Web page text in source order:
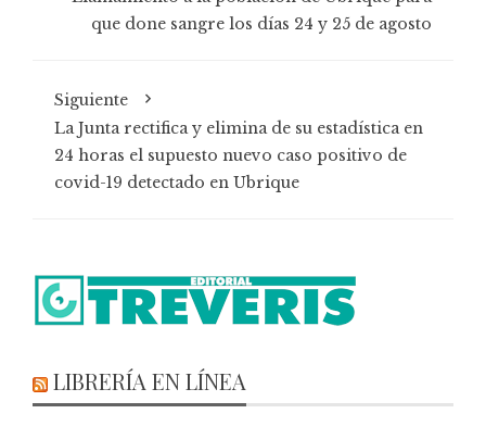
que done sangre los días 24 y 25 de agosto
Siguiente
La Junta rectifica y elimina de su estadística en
24 horas el supuesto nuevo caso positivo de
covid-19 detectado en Ubrique
LIBRERÍA EN LÍNEA